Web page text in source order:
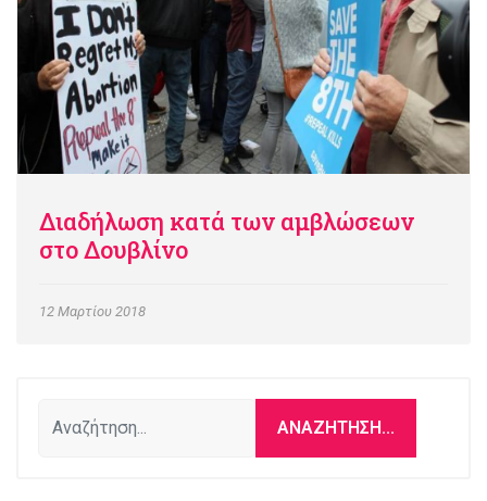
Διαδήλωση κατά των αμβλώσεων
στο Δουβλίνο
12 Μαρτίου 2018
ΑΝΑΖΉΤΗΣΗ...